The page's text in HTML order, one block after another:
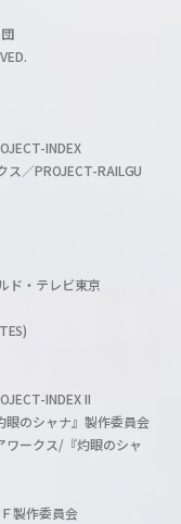
INDEX
／PROJECT-RAILGU
ド・テレビ東京
INDEX II
のシャナ』製作委員会
ークス/『灼眼のシャ
製作委員会